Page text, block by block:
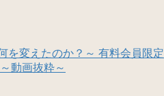
を変えたのか？～ 有料会員限定
動画抜粋～